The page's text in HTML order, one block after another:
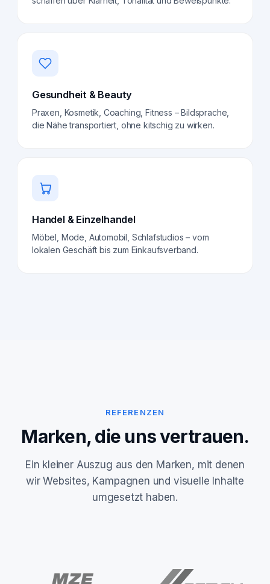
Gesundheit & Beauty
Praxen, Kosmetik, Coaching, Fitness – Bildsprache,
die Nähe transportiert, ohne kitschig zu wirken.
Handel & Einzelhandel
Möbel, Mode, Automobil, Schlafstudios – vom
lokalen Geschäft bis zum Einkaufsverband.
REFERENZEN
Marken, die uns vertrauen.
Ein kleiner Auszug aus den Marken, mit denen
wir Websites, Kampagnen und visuelle Inhalte
umgesetzt haben.